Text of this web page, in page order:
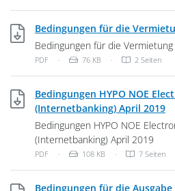
Bedingungen für die
Bedingungen für die
Dateityp: PDF-Dokument
PDF · Dateigröße:
76 KB · 2 Seiten
Bedingungen HYPO NOE
(Internetbanking) April 2019
Bedingungen HYPO NOE
(Internetbanking) April 2019
Dateityp: PDF-Dokument
PDF · Dateigröße:
108 KB · 7 Seiten
Bedingungen für die